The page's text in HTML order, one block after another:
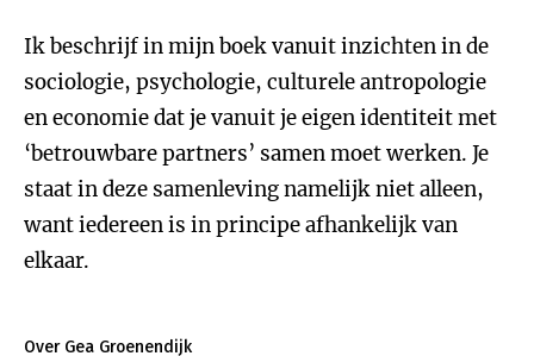
Ik beschrijf in mijn boek vanuit inzichten in de
sociologie, psychologie, culturele antropologie
en economie dat je vanuit je eigen identiteit met
‘betrouwbare partners’ samen moet werken. Je
staat in deze samenleving namelijk niet alleen,
want iedereen is in principe afhankelijk van
elkaar.
Over Gea Groenendijk